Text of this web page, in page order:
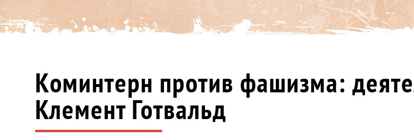
Коминтерн против фашизма:
Клемент Готвальд